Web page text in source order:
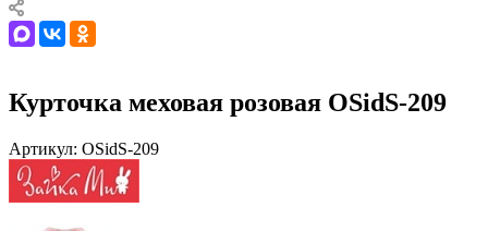
Курточка меховая розовая OSidS-209
Артикул: OSidS-209